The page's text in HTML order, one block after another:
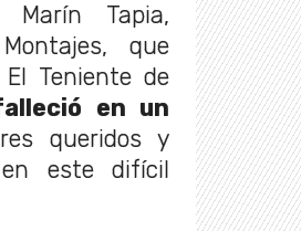
Tapia,
que
Teniente de
en un
queridos y
este difícil